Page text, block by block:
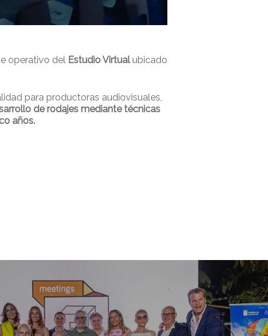
operativo del Estudio Virtualubicado
para productoras audiovisuales,
de rodajes mediante técnicas
años.